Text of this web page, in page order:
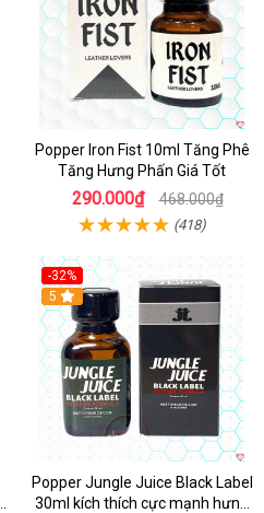
Popper Iron Fist 10ml Tăng Phê
Tăng Hưng Phấn Giá Tốt
290.000₫ 468.000₫
(418)
-32%
5
Popper Jungle Juice Black Label
30ml kích thích cực mạnh hưng